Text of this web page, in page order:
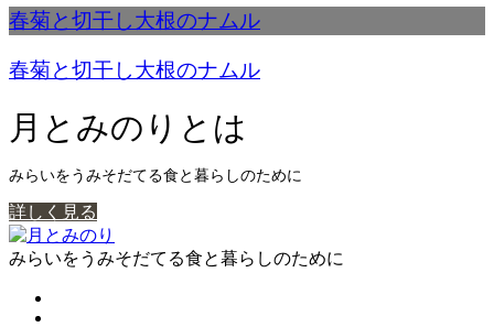
春菊と切干し大根のナムル
春菊と切干し大根のナムル
月とみのりとは
みらいをうみそだてる食と暮らしのために
詳しく見る
みらいをうみそだてる食と暮らしのために